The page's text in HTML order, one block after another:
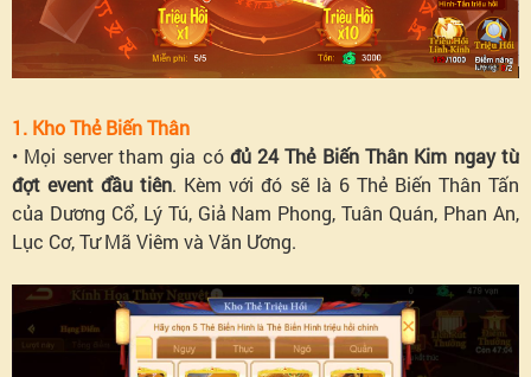
1. Kho Thẻ Biến Thân
• Mọi server tham gia có đủ 24 Thẻ Biến Thân Kim ngay từ
đợt event đầu tiên. Kèm với đó sẽ là 6 Thẻ Biến Thân Tấn
của Dương Cổ, Lý Tú, Giả Nam Phong, Tuân Quán, Phan An,
Lục Cơ, Tư Mã Viêm và Văn Ương.